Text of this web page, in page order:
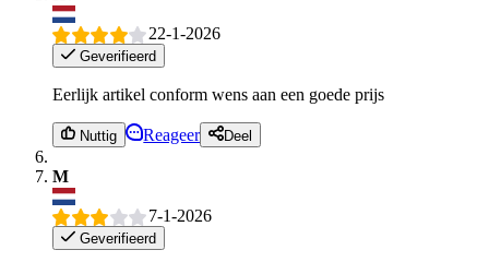
22-1-2026
Geverifieerd
Eerlijk artikel conform wens aan een goede prijs
Nuttig Reageer Deel
M
7-1-2026
Geverifieerd